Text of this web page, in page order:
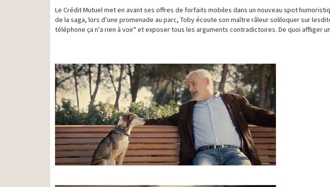
Le Crédit Mutuel met en avant ses offres de forfaits mobiles dans un nouveau spot
de la saga, lors d’une promenade au parc, Toby écoute son maître râleur soliloquer sur
téléphone ça n'a rien à voir" et exposer tous les arguments contradictoires. De quoi affliger